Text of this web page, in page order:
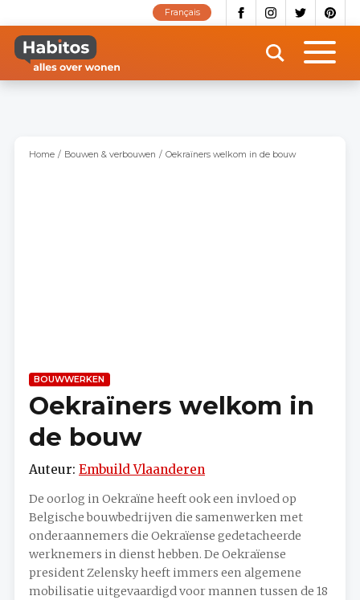
naar
inhoud
gaan
Français
Home Bouwen & verbouwen Oekraïners welkom in de bouw
BOUWWERKEN
Oekraïners welkom in
de bouw
Auteur: Embuild Vlaanderen
De oorlog in Oekraïne heeft ook een invloed op
Belgische bouwbedrijven die samenwerken met
onderaannemers die Oekraïense gedetacheerde
werknemers in dienst hebben. De Oekraïense
president Zelensky heeft immers een algemene
mobilisatie uitgevaardigd voor mannen tussen de 18